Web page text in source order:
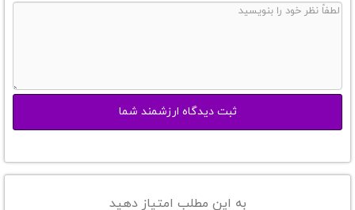
به این مطلب امتیاز دهید